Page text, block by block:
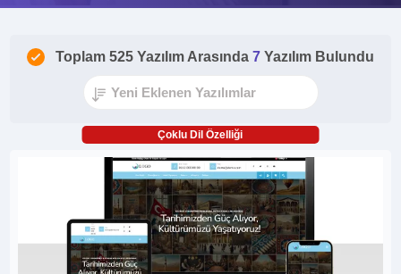
Toplam 525 Yazılım Arasında 7 Yazılım Bulundu
Çoklu Dil Özelliği